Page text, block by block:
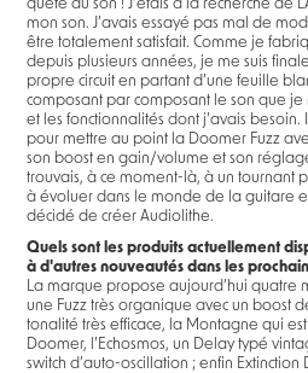
quête du son ! J’étais à la recherche de
mon son. J’avais essayé pas mal de
être totalement satisfait. Comme je
depuis plusieurs années, je me suis
propre circuit en partant d’une feuille
composant par composant le son que je
et les fonctionnalités dont j’avais besoin.
pour mettre au point la Doomer Fuzz
son boost en gain/volume et son
trouvais, à ce moment-là, à un tournant
à évoluer dans le monde de la guitare
décidé de créer Audiolithe.
Quels sont les produits actuellement
à d'autres nouveautés dans les
La marque propose aujourd’hui quatre
une Fuzz très organique avec un boost
tonalité très efficace, la Montagne qui
Doomer, l’Echosmos, un Delay typé
switch d’auto-oscillation ; enfin